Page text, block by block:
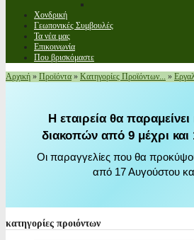
Χονδρική
Γεωπονικές Συμβουλές
Τα νέα μας
Επικοινωνία
Που βρισκόμαστε
Αρχική » Προϊόντα » Κατηγορίες Προϊόντων... »
Η εταιρεία θα
διακοπών από 9 μέχρι
Οι παραγγελίες που θα
από 17 Αυγούστου
κατηγορίες προιόντων